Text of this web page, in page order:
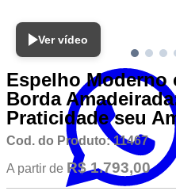
Ver vídeo
Espelho Moderno
Borda
Praticidade seu
Cod. do Produto: 11467
A partir de R$ 1.793,00